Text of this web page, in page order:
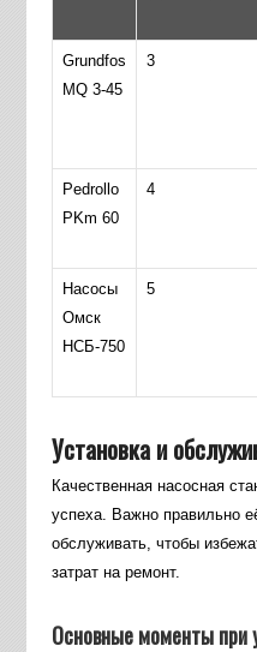
Grundfos
MQ 3-45
3
Pedrollo
PKm 60
4
Насосы
Омск
НСБ-750
5
Установка и
Качественная насосная
успеха. Важно правильно
обслуживать, чтобы
затрат на ремонт.
Основные моменты при